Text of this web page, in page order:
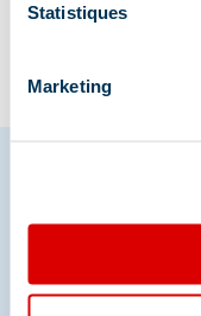
Statistiques
Marketing
Deel je
Méribel